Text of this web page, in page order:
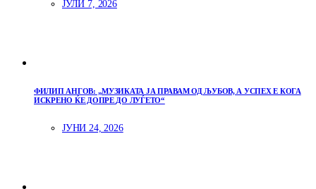
ЈУЛИ 7, 2026
ФИЛИП АНГОВ: „МУЗИКАТА ЈА ПРАВАМ ОД ЉУБОВ, А УСПЕХ Е КОГА
ИСКРЕНО ЌЕ ДОПРЕ ДО ЛУЃЕТО“
ЈУНИ 24, 2026